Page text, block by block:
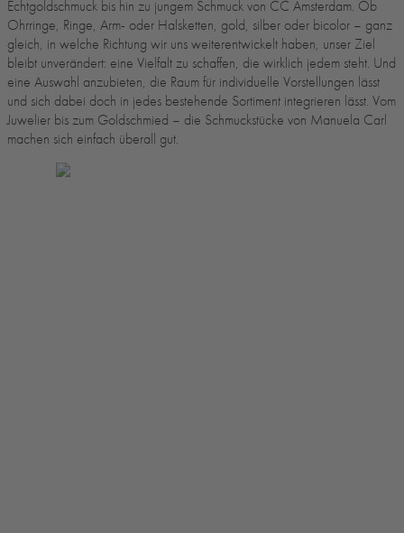
Echtgoldschmuck bis hin zu jungem Schmuck von CC Amsterdam. Ob
Ohrringe, Ringe, Arm- oder Halsketten, gold, silber oder bicolor – ganz
gleich, in welche Richtung wir uns weiterentwickelt haben, unser Ziel
bleibt unverändert: eine Vielfalt zu schaffen, die wirklich jedem steht. Und
eine Auswahl anzubieten, die Raum für individuelle Vorstellungen lässt
und sich dabei doch in jedes bestehende Sortiment integrieren lässt. Vom
Juwelier bis zum Goldschmied – die Schmuckstücke von Manuela Carl
machen sich einfach überall gut.